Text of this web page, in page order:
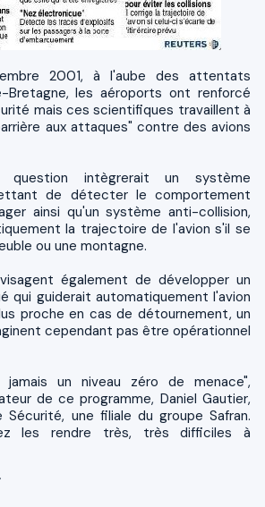
Bretagne, les aéroports ont renforcé
mais ces scientifiques travaillent à
aux attaques" contre des avions
intègrerait un système
de détecter le comportement
ainsi qu'un système anti-collision,
la trajectoire de l'avion s'il se
ou une montagne.
également de développer un
qui guiderait automatiquement l'avion
proche en cas de détournement, un
cependant pas être opérationnel
jamais un niveau zéro de menace",
de ce programme, Daniel Gautier,
Sécurité, une filiale du groupe Safran.
les rendre très, très difficiles à